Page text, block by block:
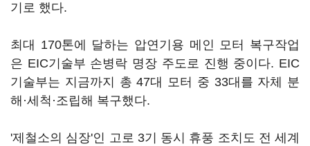
기로 했다.
최대 170톤에 달하는 압연기용 메인 모터 복구작업
은 EIC기술부 손병락 명장 주도로 진행 중이다. EIC
기술부는 지금까지 총 47대 모터 중 33대를 자체 분
해·세척·조립해 복구했다.
'제철소의 심장'인 고로 3기 동시 휴풍 조치도 전 세계